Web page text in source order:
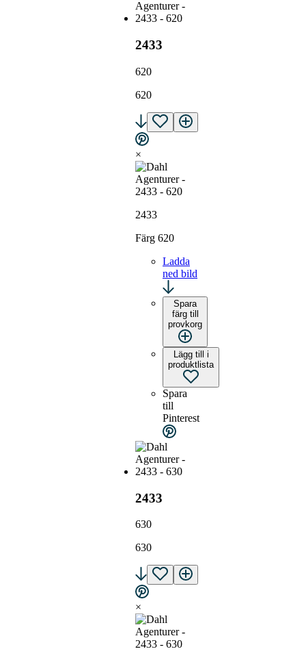
2433
620
620
×
2433
Färg 620
Ladda
ned bild
Spara
färg till
provkorg
Lägg till i
produktlista
Spara
till
Pinterest
2433
630
630
×